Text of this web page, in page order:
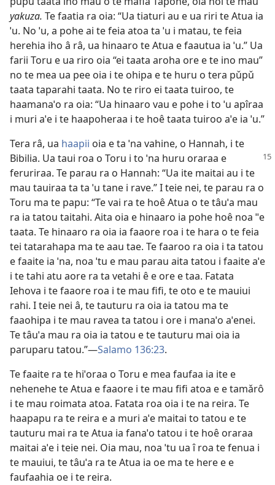
yakuza. Te faatia ra oia: “Ua tiaturi au e ua riri te Atua ia
ˈu. No ˈu, a pohe ai te feia atoa ta ˈu i matau, te feia
herehia iho â râ, ua hinaaro te Atua e faautua ia ˈu.” Ua
farii Toru e ua riro oia “ei taata aroha ore e te ino mau”
no te mea ua pee oia i te ohipa e te huru o tera pǔpǔ
taata taparahi taata. No te riro ei taata tuiroo, te
haamanaˈo ra oia: “Ua hinaaro vau e pohe i to ˈu apîraa
i muri aˈe i te haapoheraa i te hoê taata tuiroo aˈe ia ˈu.”
Tera râ, ua haapii oia e ta ˈna vahine, o Hannah, i te
Bibilia. Ua taui roa o Toru i to ˈna huru oraraa e
feruriraa. Te parau ra o Hannah: “Ua ite maitai au i te
mau tauiraa ta ta ˈu tane i rave.” I teie nei, te parau ra o
Toru ma te papu: “Te vai ra te hoê Atua o te tâuˈa mau
ra ia tatou taitahi. Aita oia e hinaaro ia pohe hoê noa ˈˈe
taata. Te hinaaro ra oia ia faaore roa i te hara o te feia
tei tatarahapa ma te aau tae. Te faaroo ra oia i ta tatou
e faaite ia ˈna, noa ˈtu e mau parau aita tatou i faaite aˈe
i te tahi atu aore ra ta vetahi ê e ore e taa. Fatata
Iehova i te faaore roa i te mau fifi, te oto e te mauiui
rahi. I teie nei â, te tauturu ra oia ia tatou ma te
faaohipa i te mau ravea ta tatou i ore i manaˈo aˈenei.
Te tâuˈa mau ra oia ia tatou e te tauturu mai oia ia
paruparu tatou.”—Salamo 136:23.
Te faaite ra te hiˈoraa o Toru e mea faufaa ia ite e
nehenehe te Atua e faaore i te mau fifi atoa e e tamǎrô
i te mau roimata atoa. Fatata roa oia i te na reira. Te
haapapu ra te reira e a muri aˈe maitai to tatou e te
tauturu mai ra te Atua ia fanaˈo tatou i te hoê oraraa
maitai aˈe i teie nei. Oia mau, noa ˈtu ua î roa te fenua i
te mauiui, te tâuˈa ra te Atua ia oe ma te here e e
faufaahia oe i te reira.